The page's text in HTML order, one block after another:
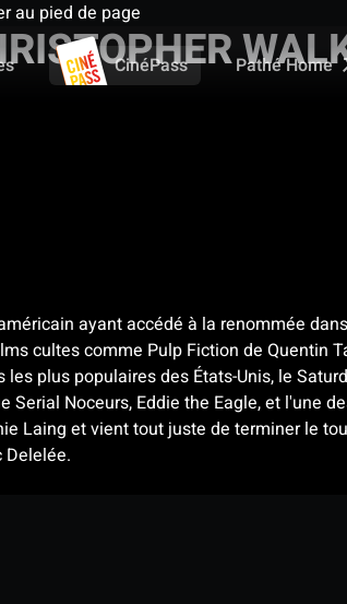
au pied de page
CinéPass Pathé Home
ayant accédé à la renommée
cultes comme Pulp Fiction de Quentin
plus populaires des États-Unis, le
Noceurs, Eddie the Eagle, et l'une
Laing et vient tout juste de terminer le
Delelée.